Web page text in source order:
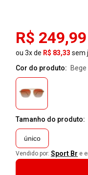
R$ 249,99
ou 3x de R$ 83,33 sem
Cor do produto:
bege
Tamanho do produto:
único
Vendido por: Sport Br e